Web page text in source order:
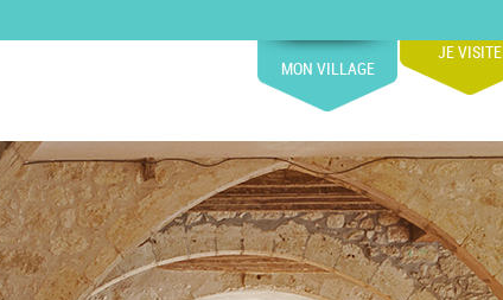
MON VILLAGE
JE VISITE